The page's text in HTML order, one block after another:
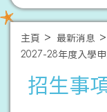
主頁 最新消息
2027-28年度入學
招生事